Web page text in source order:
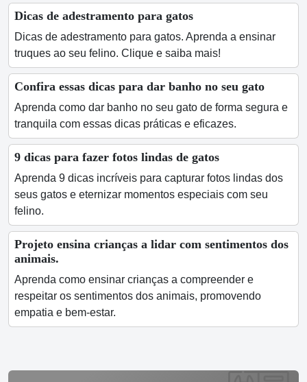
Dicas de adestramento para gatos
Dicas de adestramento para gatos. Aprenda a ensinar
truques ao seu felino. Clique e saiba mais!
Confira essas dicas para dar banho no seu gato
Aprenda como dar banho no seu gato de forma segura e
tranquila com essas dicas práticas e eficazes.
9 dicas para fazer fotos lindas de gatos
Aprenda 9 dicas incríveis para capturar fotos lindas dos
seus gatos e eternizar momentos especiais com seu
felino.
Projeto ensina crianças a lidar com sentimentos dos
animais.
Aprenda como ensinar crianças a compreender e
respeitar os sentimentos dos animais, promovendo
empatia e bem-estar.